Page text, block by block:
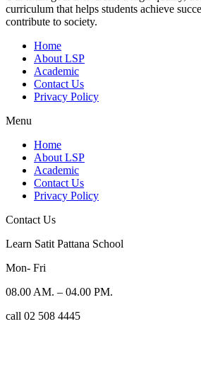
curriculum that helps students achieve
contribute to society.
Home
About LSP
Academic
Contact Us
Privacy Policy
Menu
Home
About LSP
Academic
Contact Us
Privacy Policy
Contact Us
Learn Satit Pattana School
Mon- Fri
08.00 AM. – 04.00 PM.
call 02 508 4445